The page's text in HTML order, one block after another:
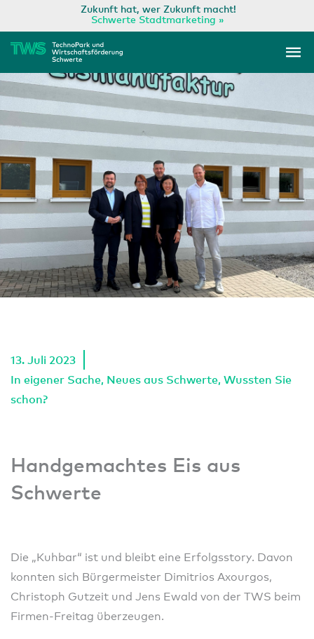
Inhalt
springen
Zukunft hat, wer Zukunft macht!
Schwerte Stadtmarketing »
13. Juli 2023
In eigener Sache, Neues aus Schwerte, Wussten Sie
schon?
Handgemachtes Eis aus
Schwerte
Die „Kuhbar“ ist und bleibt eine Erfolgsstory. Davon
konnten sich Bürgermeister Dimitrios Axourgos,
Christoph Gutzeit und Jens Ewald von der TWS beim
Firmen-Freitag überzeugen.